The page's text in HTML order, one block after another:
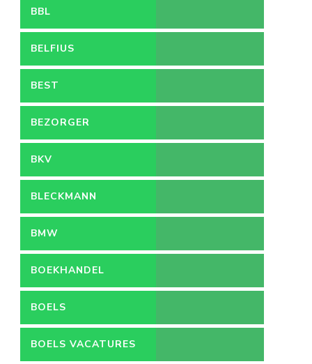
BBL
BELFIUS
BEST
BEZORGER
BKV
BLECKMANN
BMW
BOEKHANDEL
BOELS
BOELS VACATURES